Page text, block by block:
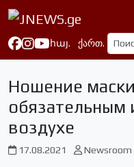
հայ. ქართ.
Ношение
обязательным
воздухе
17.08.2021 Newsroom